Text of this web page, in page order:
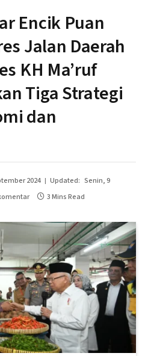
Encik Puan
Jalan Daerah
KH Ma’ruf
Tiga Strategi
dan
2024 Updated: Senin, 9
3 Mins Read